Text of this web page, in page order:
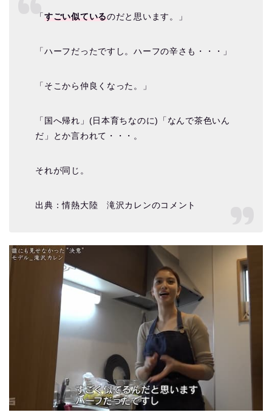
「すごい似ているのだと思います。」
「ハーフだったですし。ハーフの辛さも・・・」
「そこから仲良くなった。」
「国へ帰れ」(日本育ちなのに)「なんで茶色いん
だ」とか言われて・・・。
それが同じ。
出典：情熱大陸 滝沢カレンのコメント